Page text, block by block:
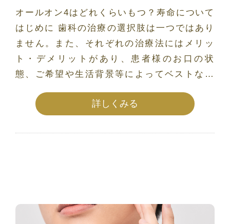
オールオン4はどれくらいもつ？寿命について
はじめに 歯科の治療の選択肢は一つではあり
ません。また、それぞれの治療法にはメリッ
ト・デメリットがあり、患者様のお口の状
態、ご希望や生活背景等によってベストな治
詳しくみる